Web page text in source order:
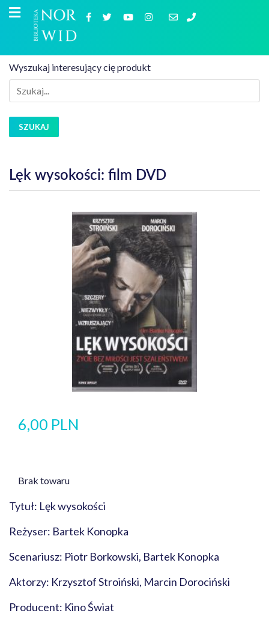
Wyszukaj interesujący cię produkt
SZUKAJ
Lęk wysokości: film DVD
6,00 PLN
Brak towaru
Tytuł: Lęk wysokości
Reżyser: Bartek Konopka
Scenariusz: Piotr Borkowski, Bartek Konopka
Aktorzy: Krzysztof Stroiński, Marcin Dorociński
Producent: Kino Świat